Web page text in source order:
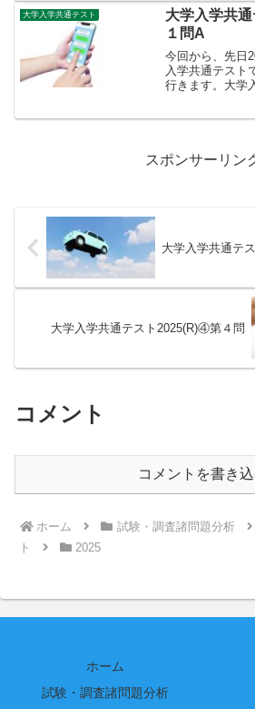
大学入学共通テスト
大学入学共
１問A
今回から、先日
入学共通テスト
行きます。大学
スポンサーリン
大学入学共通テ
大学入学共通テスト2025(R)④第４問
コメント
コメントを書き
ホーム 試験・調査諸問題分析
ト
2025
ホーム
試験・調査諸問題分析